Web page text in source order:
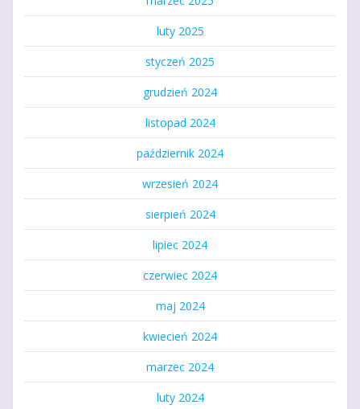
luty 2025
styczeń 2025
grudzień 2024
listopad 2024
październik 2024
wrzesień 2024
sierpień 2024
lipiec 2024
czerwiec 2024
maj 2024
kwiecień 2024
marzec 2024
luty 2024